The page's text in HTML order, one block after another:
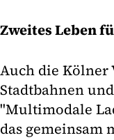
Zweites Leben
Auch die Kölner
Stadtbahnen
"Multimodale
das gemeinsam